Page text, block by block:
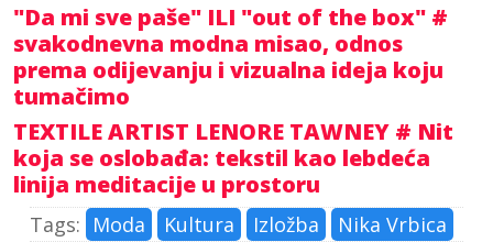
"Da mi sve paše" ILI "out of the box" #
svakodnevna modna misao, odnos
prema odijevanju i vizualna ideja koju
tumačimo
TEXTILE ARTIST LENORE TAWNEY # Nit
koja se oslobađa: tekstil kao lebdeća
linija meditacije u prostoru
Tags: Moda Kultura Izložba Nika Vrbica